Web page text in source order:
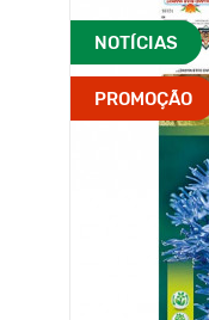
NOTÍCIAS
PROMOÇÃO